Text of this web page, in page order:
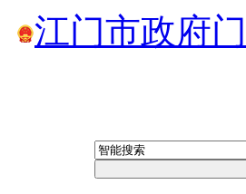
江门市政府